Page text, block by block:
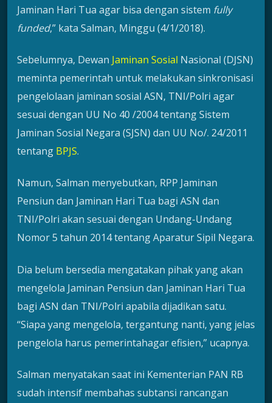
Jaminan Hari Tua agar bisa dengan sistem fully
funded,” kata Salman, Minggu (4/1/2018).
Sebelumnya, Dewan Jaminan Sosial Nasional (DJSN)
meminta pemerintah untuk melakukan sinkronisasi
pengelolaan jaminan sosial ASN, TNI/Polri agar
sesuai dengan UU No 40 /2004 tentang Sistem
Jaminan Sosial Negara (SJSN) dan UU No/. 24/2011
tentang BPJS.
Namun, Salman menyebutkan, RPP Jaminan
Pensiun dan Jaminan Hari Tua bagi ASN dan
TNI/Polri akan sesuai dengan Undang-Undang
Nomor 5 tahun 2014 tentang Aparatur Sipil Negara.
Dia belum bersedia mengatakan pihak yang akan
mengelola Jaminan Pensiun dan Jaminan Hari Tua
bagi ASN dan TNI/Polri apabila dijadikan satu.
“Siapa yang mengelola, tergantung nanti, yang jelas
pengelola harus pemerintahagar efisien,” ucapnya.
Salman menyatakan saat ini Kementerian PAN RB
sudah intensif membahas subtansi rancangan